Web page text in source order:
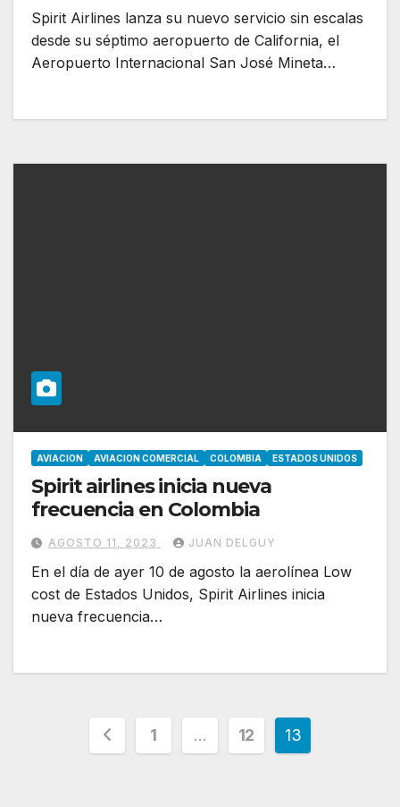
Spirit Airlines lanza su nuevo servicio sin escalas
desde su séptimo aeropuerto de California, el
Aeropuerto Internacional San José Mineta…
AVIACION AVIACION COMERCIAL COLOMBIA ESTADOS UNIDOS
Spirit airlines inicia nueva
frecuencia en Colombia
AGOSTO 11, 2023 JUAN DELGUY
En el día de ayer 10 de agosto la aerolínea Low
cost de Estados Unidos, Spirit Airlines inicia
nueva frecuencia…
Paginación
1 … 12 13